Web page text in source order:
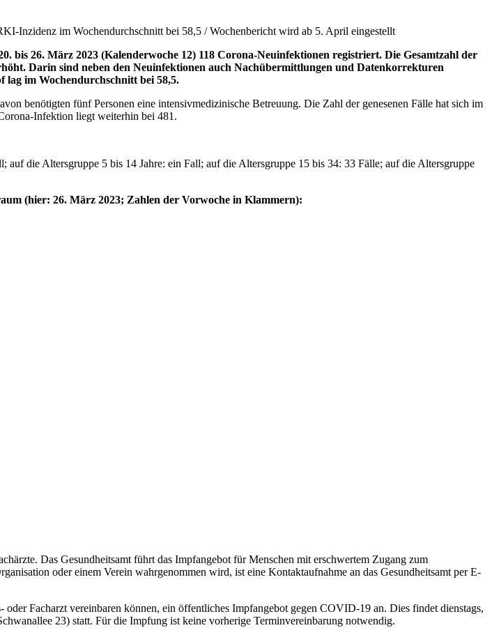
Inzidenz im Wochendurchschnitt bei 58,5 / Wochenbericht wird ab 5. April eingestellt
26. März 2023 (Kalenderwoche 12) 118 Corona-Neuinfektionen registriert. Die Gesamtzahl der
Darin sind neben den Neuinfektionen auch Nachübermittlungen und Datenkorrekturen
im Wochendurchschnitt bei 58,5.
benötigten fünf Personen eine intensivmedizinische Betreuung. Die Zahl der genesenen Fälle hat sich im
Infektion liegt weiterhin bei 481.
die Altersgruppe 5 bis 14 Jahre: ein Fall; auf die Altersgruppe 15 bis 34: 33 Fälle; auf die Altersgruppe
(hier: 26. März 2023; Zahlen der Vorwoche in Klammern):
Das Gesundheitsamt führt das Impfangebot für Menschen mit erschwertem Zugang zum
oder einem Verein wahrgenommen wird, ist eine Kontaktaufnahme an das Gesundheitsamt per E-
Facharzt vereinbaren können, ein öffentliches Impfangebot gegen COVID-19 an. Dies findet dienstags,
23) statt. Für die Impfung ist keine vorherige Terminvereinbarung notwendig.